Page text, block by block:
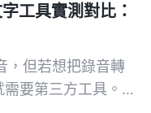
工具實測對比：
，但若想把錄音轉
要第三方工具。本